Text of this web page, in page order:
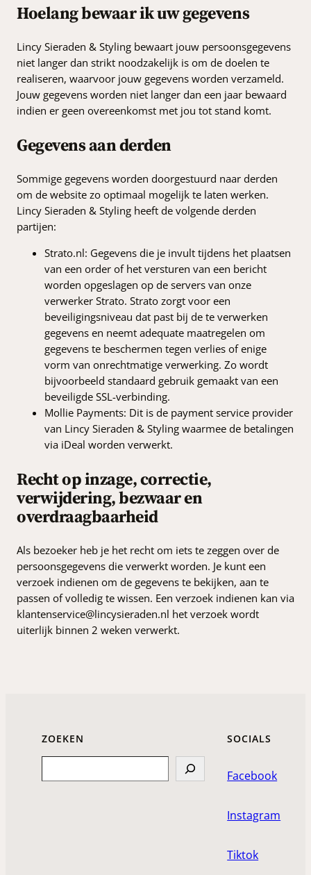
Hoelang bewaar ik uw gegevens
Lincy Sieraden & Styling bewaart jouw persoonsgegevens
niet langer dan strikt noodzakelijk is om de doelen te
realiseren, waarvoor jouw gegevens worden verzameld.
Jouw gegevens worden niet langer dan een jaar bewaard
indien er geen overeenkomst met jou tot stand komt.
Gegevens aan derden
Sommige gegevens worden doorgestuurd naar derden
om de website zo optimaal mogelijk te laten werken.
Lincy Sieraden & Styling heeft de volgende derden
partijen:
Strato.nl: Gegevens die je invult tijdens het plaatsen
van een order of het versturen van een bericht
worden opgeslagen op de servers van onze
verwerker Strato. Strato zorgt voor een
beveiligingsniveau dat past bij de te verwerken
gegevens en neemt adequate maatregelen om
gegevens te beschermen tegen verlies of enige
vorm van onrechtmatige verwerking. Zo wordt
bijvoorbeeld standaard gebruik gemaakt van een
beveiligde SSL-verbinding.
Mollie Payments: Dit is de payment service provider
van Lincy Sieraden & Styling waarmee de betalingen
via iDeal worden verwerkt.
Recht op inzage, correctie,
verwijdering, bezwaar en
overdraagbaarheid
Als bezoeker heb je het recht om iets te zeggen over de
persoonsgegevens die verwerkt worden. Je kunt een
verzoek indienen om de gegevens te bekijken, aan te
passen of volledig te wissen. Een verzoek indienen kan via
klantenservice@lincysieraden.nl het verzoek wordt
uiterlijk binnen 2 weken verwerkt.
ZOEKEN SOCIALS
Facebook
Instagram
Tiktok